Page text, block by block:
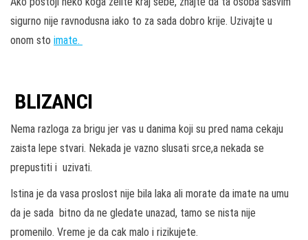
sigurno nije ravnodusna iako to za sada dobro krije. Uzivajte u
onom sto imate.
BLIZANCI
Nema razloga za brigu jer vas u danima koji su pred nama cekaju
zaista lepe stvari. Nekada je vazno slusati srce,a nekada se
prepustiti i uzivati.
Istina je da vasa proslost nije bila laka ali morate da imate na umu
da je sada bitno da ne gledate unazad, tamo se nista nije
promenilo. Vreme je da cak malo i rizikujete.